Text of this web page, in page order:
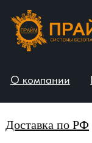
по РФ